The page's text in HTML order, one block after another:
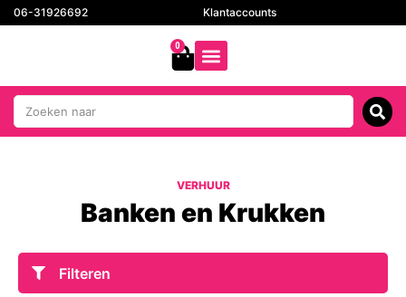
06-31926692 Klantaccounts
0
VERHUUR
Banken en Krukken
Filteren